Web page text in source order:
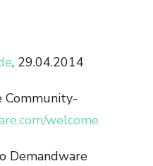
, 29.04.2014
Community-
welcome
Demandware